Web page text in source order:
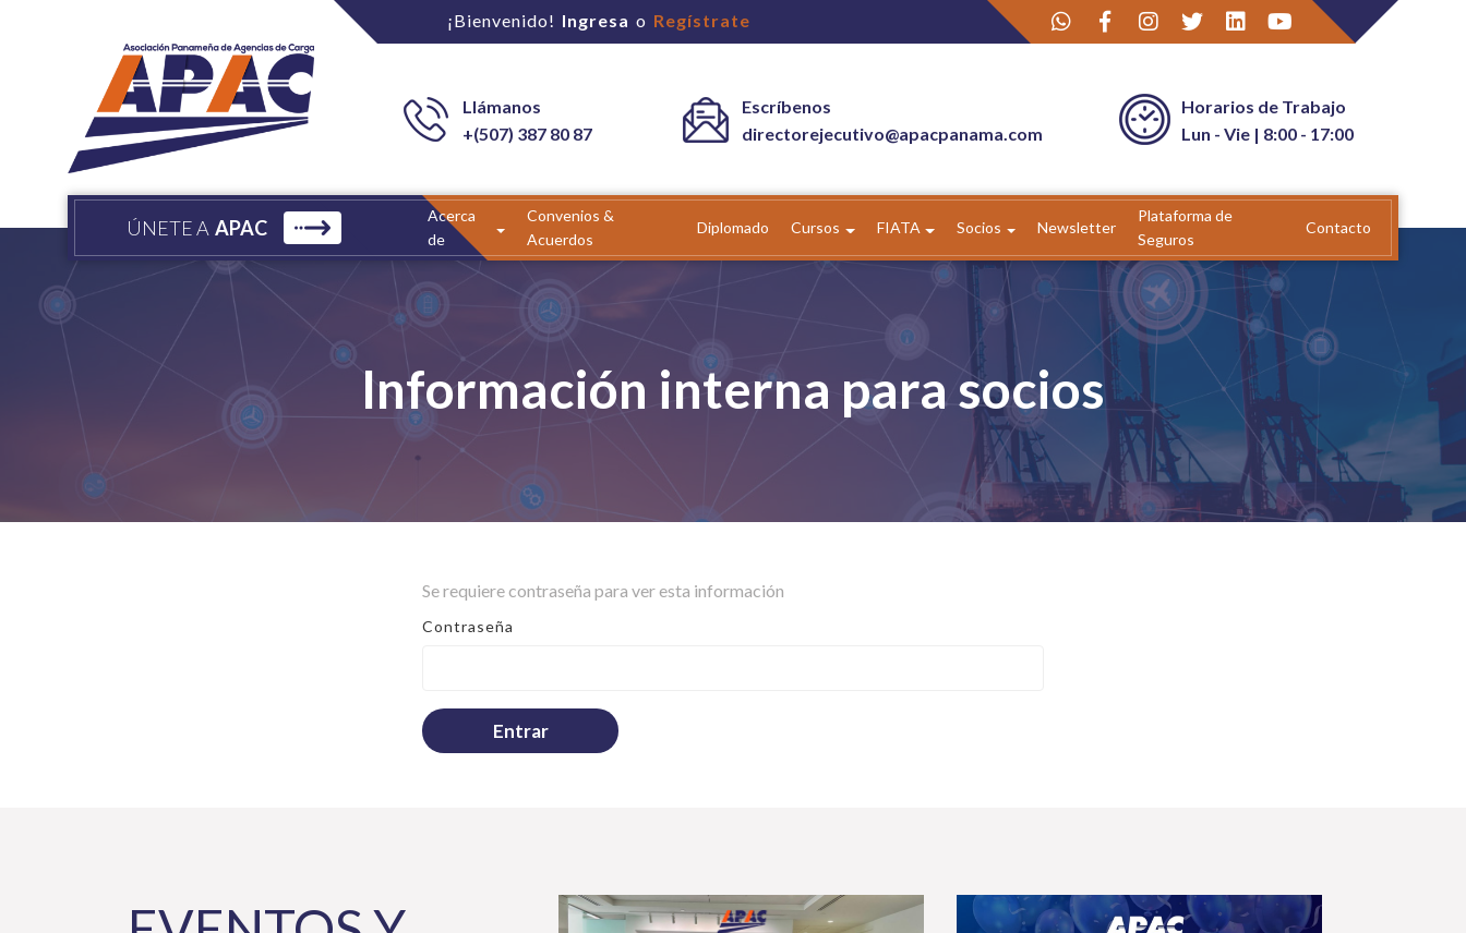
¡Bienvenido! Ingresa o Regístrate
Llámanos
+(507) 387 80 87
Escríbenos
directorejecutivo@apacpanama.com
Horarios de Trabajo
Lun - Vie | 8:00 - 17:00
ÚNETE A APAC
Acerca
de
Convenios &
Acuerdos
Diplomado Cursos FIATA Socios Newsletter
Plataforma de
Seguros
Contacto
Información interna para socios
Se requiere contraseña para ver esta información
Contraseña
Entrar